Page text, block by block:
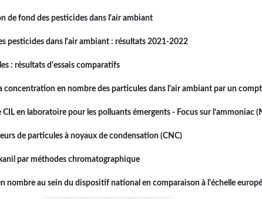
de fond des pesticides dans l'air ambiant
pesticides dans l'air ambiant : résultats 2021-2022
: résultats d'essais comparatifs
concentration en nombre des particules dans l'air ambiant par un
en laboratoire pour les polluants émergents - Focus sur l’ammoniac
de particules à noyaux de condensation (CNC)
par méthodes chromatographique
nombre au sein du dispositif national en comparaison à l'échelle